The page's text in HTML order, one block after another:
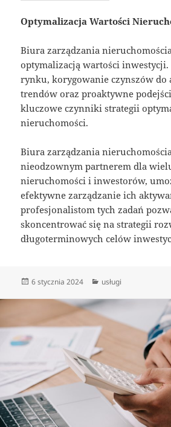
Optymalizacja Wartości
Biura zarządzania
optymalizacją wartości
rynku, korygowanie czynszów do
trendów oraz proaktywne
kluczowe czynniki strategii
nieruchomości.
Biura zarządzania
nieodzownym partnerem dla
nieruchomości i inwestorów,
efektywne zarządzanie ich
profesjonalistom tych zadań
skoncentrować się na strategii
długoterminowych celów
Data
6 stycznia 2024 Kategorie
usługi